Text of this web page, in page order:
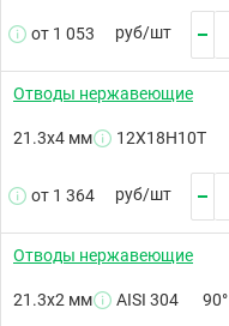
от 1 053 руб/шт
Отводы нержавеющие
21.3х4 мм 12Х18Н10Т
от 1 364 руб/шт
Отводы нержавеющие
21.3х2 мм AISI 304 90°